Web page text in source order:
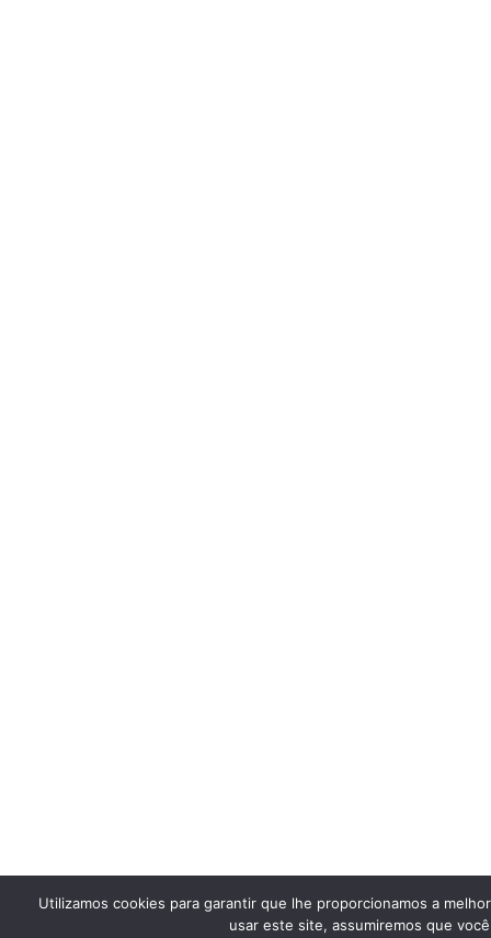
Utilizamos cookies para garantir que lhe proporcionamos a
usar este site, assumiremos que